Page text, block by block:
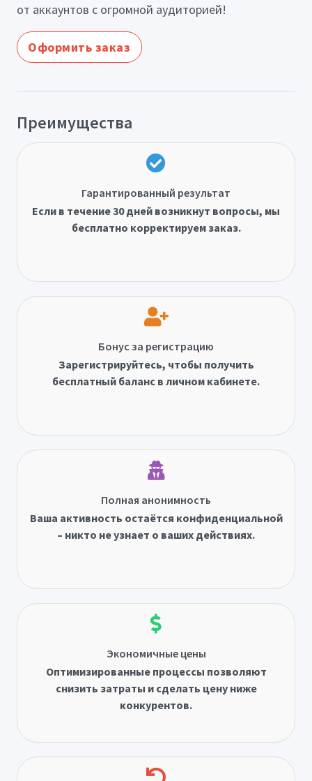
от аккаунтов с огромной аудиторией!
Оформить заказ
Преимущества
Гарантированный результат
Если в течение 30 дней возникнут вопросы, мы
бесплатно корректируем заказ.
Бонус за регистрацию
Зарегистрируйтесь, чтобы получить
бесплатный баланс в личном кабинете.
Полная анонимность
Ваша активность остаётся конфиденциальной
– никто не узнает о ваших действиях.
Экономичные цены
Оптимизированные процессы позволяют
снизить затраты и сделать цену ниже
конкурентов.